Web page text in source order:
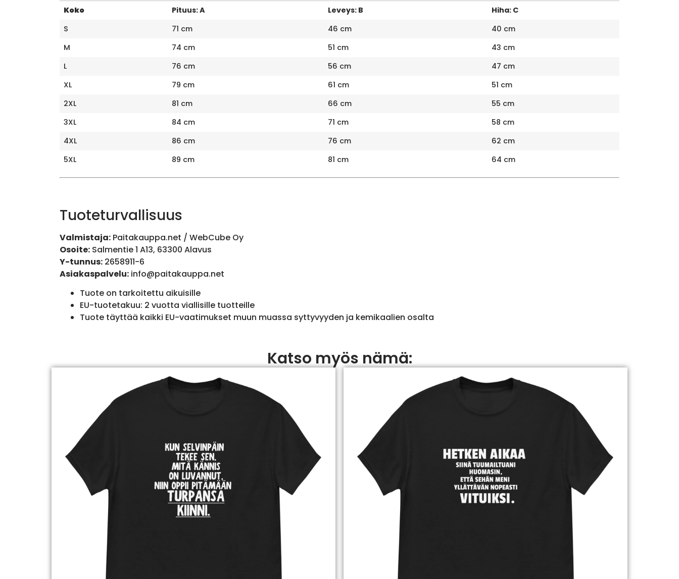
Koko Pituus: A Leveys: B
Hiha: C
S
71 cm 46 cm
40 cm
M
74 cm 51 cm
43 cm
L
76 cm 56 cm
47 cm
XL
79 cm 61 cm
51 cm
2XL
81 cm 66 cm
55 cm
3XL
84 cm 71 cm
58 cm
4XL
86 cm 76 cm
62 cm
5XL
89 cm 81 cm 64 cm
Tuoteturvallisuus
Valmistaja:Paitakauppa.net / WebCube Oy
Osoite:Salmentie 1 A13, 63300 Alavus
Y-tunnus:2658911-6
Asiakaspalvelu: info@paitakauppa.net
Tuote on tarkoitettu aikuisille
EU-tuotetakuu: 2 vuotta viallisille tuotteille
Tuote täyttää kaikki EU-vaatimukset muun muassa syttyvyyden ja kemikaalien osalta
Katso myös nämä: